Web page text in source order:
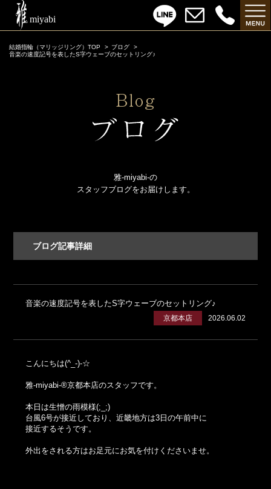
結婚指輪（マリッジリング）TOP
ブログ
音楽の速度記号を表したS字ウェーブのセットリング♪
雅-miyabi-の
スタッフブログをお届けします。
ブログ記事詳細
音楽の速度記号を表したS字ウェーブのセットリング♪
2026.06.02
京都本店
こんにちは(^_-)-☆
雅-miyabi-®京都本店のスタッフです。
本日は生憎の雨模様(;_;)
台風6号が接近しており、近畿地方は3日の午前中に
接近するそうです。
外出をされる方はお足元にお気を付けくださいませ。